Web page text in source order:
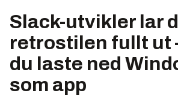
Slack-utvikler lar
retrostilen fullt ut
du laste ned
som app